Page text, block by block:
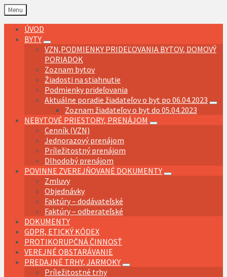
Preskočiť
na
obsah
Preskočiť
na
ľavý
panel
Preskočiť
na
pravý
panel
Preskočiť
na
pätičku
Menu
ÚVOD
BYTY
VZN,PODMIENKY PRIDEĽOVANIA BYTOV, DOMOVÝ
PORIADOK
Zoznam bytov
Žiadosti na stiahnutie
Podmienky prideľovania
Aktuálne poradie žiadateľov o byt po 06.04.2023
Zoznam žiadateľov o byt do 05.04.2023
NEBYTOVÉ PRIESTORY, PRENÁJOM
Cenník (VZN)
Jednorazový prenájom
Príležitostný prenájom
Dlhodobý prenájom
POVINNE ZVEREJŇOVANÉ DOKUMENTY
Zmluvy
Objednávky
Faktúry – dodávateľské
Faktúry – odberateľské
DOKUMENTY
GDPR, ETICKÝ KÓDEX
PROTIKORUPČNÁ ČINNOSŤ
VEREJNÉ OBSTARÁVANIE
PREDAJNÉ TRHY, JARMOKY
Príležitostné trhy